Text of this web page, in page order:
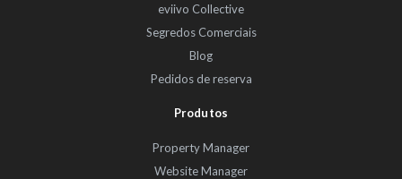
eviivo Collective
Segredos Comerciais
Blog
Pedidos de reserva
Produtos
Property Manager
Website Manager